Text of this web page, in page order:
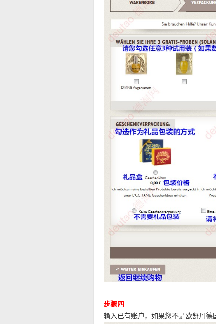
步骤四
输入已有账户，如果您不是欧舒丹